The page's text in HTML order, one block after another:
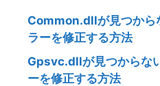
Common.dllが見つから
ラーを修正する方法
Gpsvc.dllが見つからな
ーを修正する方法